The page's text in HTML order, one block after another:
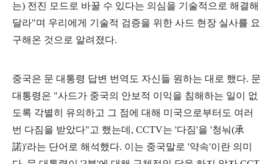
는) 전진 모드로 바꿀 수 있다는 의심을 기술적으로 해결해
달라"며 우리에게 기술적 검증을 위한 사드 현장 실사를 요
구해온 것으로 알려졌다.
중국은 문 대통령 답변 번역도 자신들 원하는 대로 했다. 문
대통령은 "사드가 중국의 안보적 이익을 침해하는 일이 없
도록 각별히 유의하고 그 점에 대해 미국으로부터도 여러
번 다짐을 받았다"고 했는데 , CCTV는 '다짐'을 '청눠(承
諾)'라는 단어로 해석했다. 이는 중국말로 '약속'이란 의미